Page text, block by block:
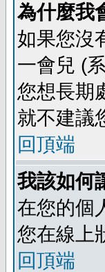
為什麼我
如果您沒
一會兒 (
您想長期
就不建議
回頂端
我該如何
在您的個
您在線上
回頂端